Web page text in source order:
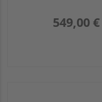
549,00 €